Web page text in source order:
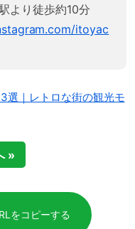
より徒歩約10分
itoyac
選｜レトロな街の観光モ
»
をコピーする